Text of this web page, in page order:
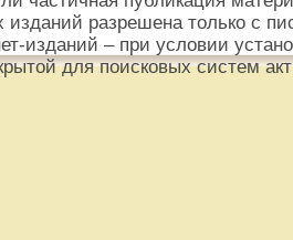
изданий разрешена только с
изданий – при условии
для поисковых систем